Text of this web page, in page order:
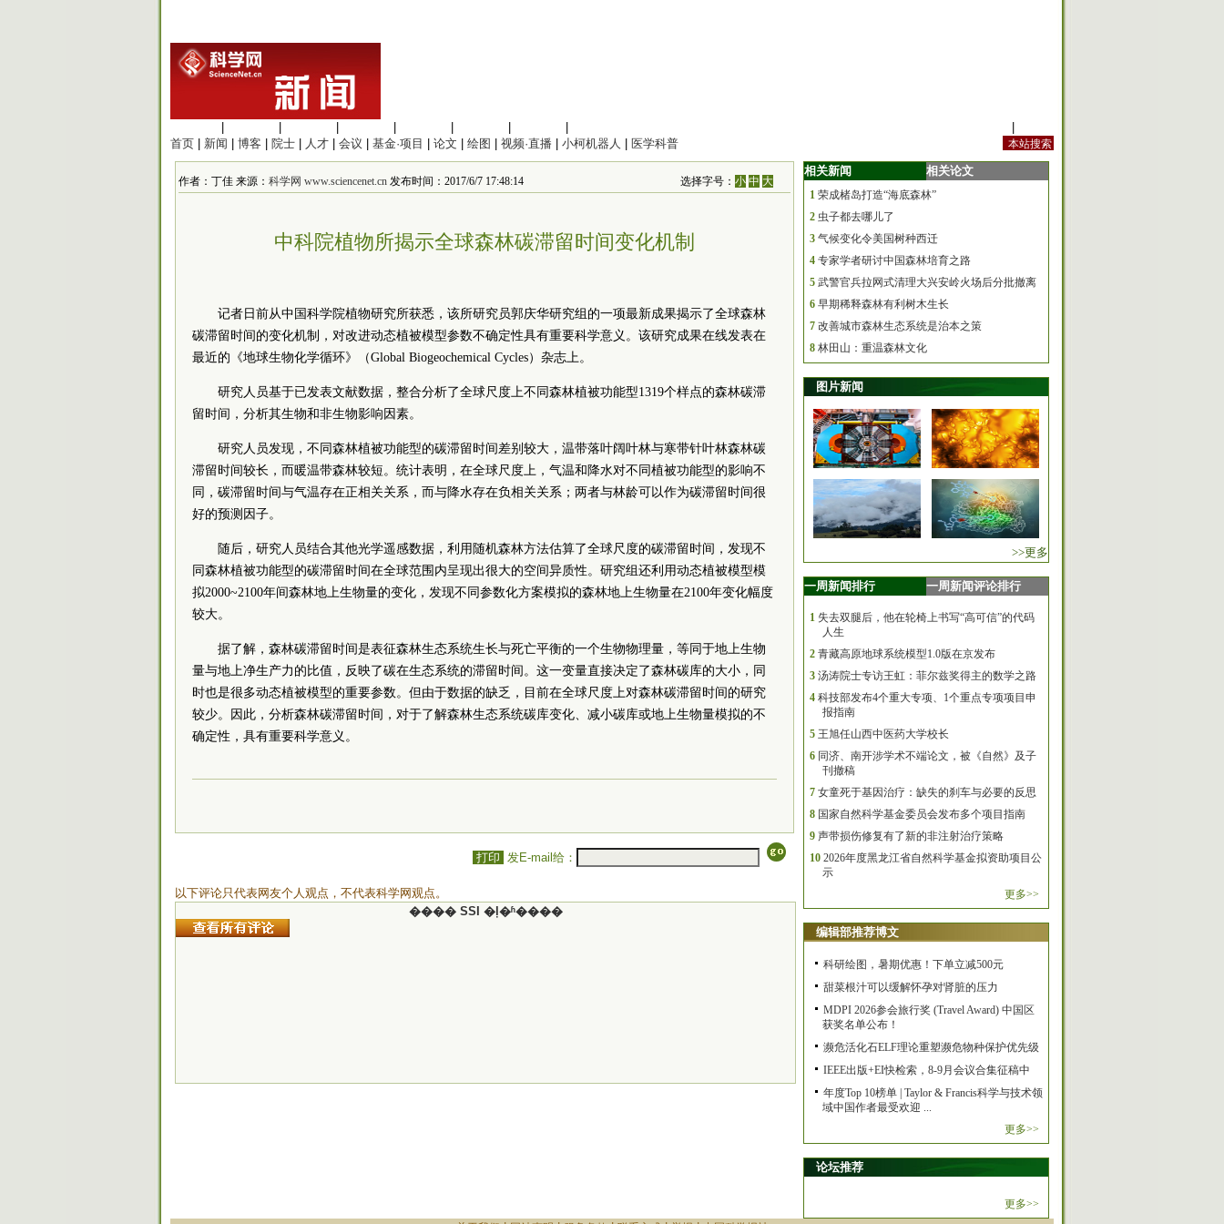
首页
新闻 博客 院士 人才 会议 基金·项目 论文 绘图 视频·直播 小柯机器人 医学科普
作者：丁佳 来源： 科学网 www.sciencenet.cn 发布时间：2017/6/7 17:48:14 选择字号：小 中 大
中科院植物所揭示全球森林碳滞留时间变化机制
记者日前从中国科学院植物研究所获悉，该所研究员郭庆华研究组的一项最新成果揭示了全球森林
碳滞留时间的变化机制，对改进动态植被模型参数不确定性具有重要科学意义。该研究成果在线发表在
最近的《地球生物化学循环》（Global Biogeochemical Cycles）杂志上。
研究人员基于已发表文献数据，整合分析了全球尺度上不同森林植被功能型1319个样点的森林碳滞
留时间，分析其生物和非生物影响因素。
研究人员发现，不同森林植被功能型的碳滞留时间差别较大，温带落叶阔叶林与寒带针叶林森林碳
滞留时间较长，而暖温带森林较短。统计表明，在全球尺度上，气温和降水对不同植被功能型的影响不
同，碳滞留时间与气温存在正相关关系，而与降水存在负相关关系；两者与林龄可以作为碳滞留时间很
好的预测因子。
随后，研究人员结合其他光学遥感数据，利用随机森林方法估算了全球尺度的碳滞留时间，发现不
同森林植被功能型的碳滞留时间在全球范围内呈现出很大的空间异质性。研究组还利用动态植被模型模
拟2000~2100年间森林地上生物量的变化，发现不同参数化方案模拟的森林地上生物量在2100年变化幅度
较大。
据了解，森林碳滞留时间是表征森林生态系统生长与死亡平衡的一个生物物理量，等同于地上生物
量与地上净生产力的比值，反映了碳在生态系统的滞留时间。这一变量直接决定了森林碳库的大小，同
时也是很多动态植被模型的重要参数。但由于数据的缺乏，目前在全球尺度上对森林碳滞留时间的研究
较少。因此，分析森林碳滞留时间，对于了解森林生态系统碳库变化、减小碳库或地上生物量模拟的不
确定性，具有重要科学意义。
打印 发E-mail给：
以下评论只代表网友个人观点，不代表科学网观点。
���� SSI �ļ�ʱ����
相关新闻 相关论文
1 荣成楮岛打造“海底森林”
2 虫子都去哪儿了
3 气候变化令美国树种西迁
4 专家学者研讨中国森林培育之路
5 武警官兵拉网式清理大兴安岭火场后分批撤离
6 早期稀释森林有利树木生长
7 改善城市森林生态系统是治本之策
8 林田山：重温森林文化
图片新闻
>>更多
一周新闻排行 一周新闻评论排行
1 失去双腿后，他在轮椅上书写“高可信”的代码
人生
2 青藏高原地球系统模型1.0版在京发布
3 汤涛院士专访王虹：菲尔兹奖得主的数学之路
4 科技部发布4个重大专项、1个重点专项项目申
报指南
5 王旭任山西中医药大学校长
6 同济、南开涉学术不端论文，被《自然》及子
刊撤稿
7 女童死于基因治疗：缺失的刹车与必要的反思
8 国家自然科学基金委员会发布多个项目指南
9 声带损伤修复有了新的非注射治疗策略
10 2026年度黑龙江省自然科学基金拟资助项目公
示
更多>>
编辑部推荐博文
科研绘图，暑期优惠！下单立减500元
甜菜根汁可以缓解怀孕对肾脏的压力
MDPI 2026参会旅行奖 (Travel Award) 中国区
获奖名单公布！
濒危活化石ELF理论重塑濒危物种保护优先级
IEEE出版+EI快检索，8-9月会议合集征稿中
年度Top 10榜单 | Taylor & Francis科学与技术领
域中国作者最受欢迎 ...
更多>>
论坛推荐
更多>>